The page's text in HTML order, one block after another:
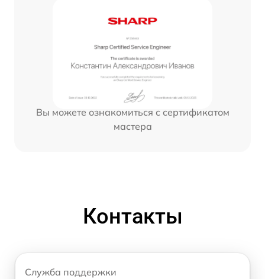
Вы можете ознакомиться с сертификатом
мастера
Контакты
Служба поддержки